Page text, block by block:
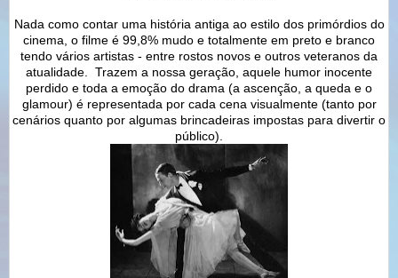
Nada como contar uma história antiga ao estilo dos primórdios do
cinema, o filme é 99,8% mudo e totalmente em preto e branco
tendo vários artistas - entre rostos novos e outros veteranos da
atualidade. Trazem a nossa geração, aquele humor inocente
perdido e toda a emoção do drama (a ascenção, a queda e o
glamour) é representada por cada cena visualmente (tanto por
cenários quanto por algumas brincadeiras impostas para divertir o
público).